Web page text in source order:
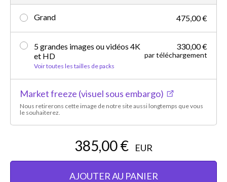
Grand 475,00 €
5 grandes images ou vidéos 4K
et HD
Voir toutes les tailles de packs
330,00 €
par téléchargement
Market freeze (visuel sous embargo)
Nous retirerons cette image de notre site aussi longtemps que vous
le souhaiterez.
385,00 € EUR
AJOUTER AU PANIER